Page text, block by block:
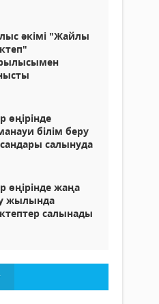
әкімі "Жайлы
өңірінде
білім беру
салынуда
өңірінде жаңа
жылында
салынады